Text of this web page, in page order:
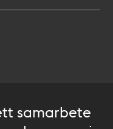
samarbete